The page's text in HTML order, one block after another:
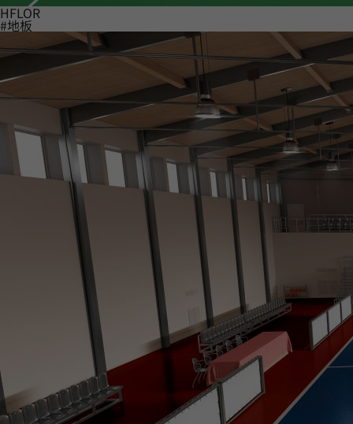
HFLOR
#地板